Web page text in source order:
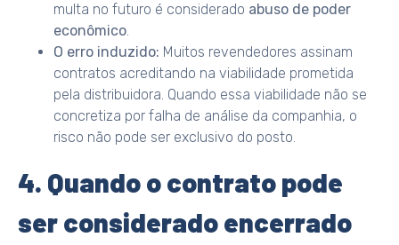
multa no futuro é considerado abuso de poder
econômico.
O erro induzido: Muitos revendedores assinam
contratos acreditando na viabilidade prometida
pela distribuidora. Quando essa viabilidade não se
concretiza por falha de análise da companhia, o
risco não pode ser exclusivo do posto.
4. Quando o contrato pode
ser considerado encerrado